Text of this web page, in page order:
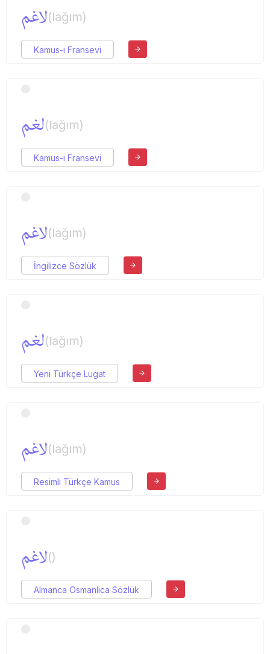
لاغم(lağım)
Kamus-ı Fransevi
لغم(lağım)
Kamus-ı Fransevi
لاغم(lağım)
İngilizce Sözlük
لغم(lağım)
Yeni Türkçe Lugat
لاغم(lağım)
Resimli Türkçe Kamus
لاغم()
Almanca Osmanlıca Sözlük